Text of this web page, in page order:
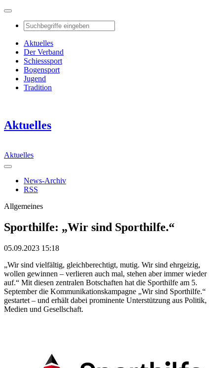
Aktuelles
Der Verband
Schiesssport
Bogensport
Jugend
Tradition
Aktuelles
Aktuelles
News-Archiv
RSS
Allgemeines
Sporthilfe: „Wir sind Sporthilfe.“
05.09.2023 15:18
„Wir sind vielfältig, gleichberechtigt, mutig. Wir sind ehrgeizig,
wollen gewinnen – verlieren auch mal, stehen aber immer wieder
auf.“ Mit diesen zentralen Botschaften hat die Sporthilfe am 5.
September die Kommunikationskampagne „Wir sind Sporthilfe.“
gestartet – und erhält dabei prominente Unterstützung aus Politik,
Medien und Gesellschaft.